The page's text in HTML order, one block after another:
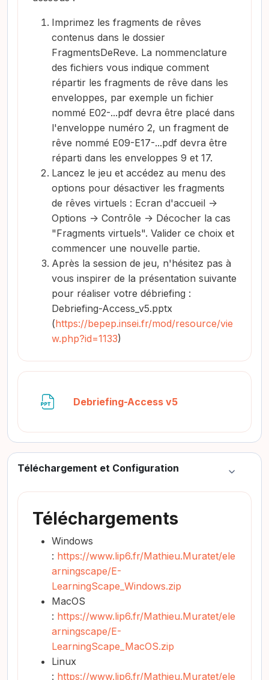
Imprimez les fragments de rêves
contenus dans le dossier
FragmentsDeReve. La nommenclature
des fichiers vous indique comment
répartir les fragments de rêve dans les
enveloppes, par exemple un fichier
nommé E02-...pdf devra être placé dans
l'enveloppe numéro 2, un fragment de
rêve nommé E09-E17-...pdf devra être
réparti dans les enveloppes 9 et 17.
Lancez le jeu et accédez au menu des
options pour désactiver les fragments
de rêves virtuels : Ecran d'accueil ->
Options -> Contrôle -> Décocher la cas
"Fragments virtuels". Valider ce choix et
commencer une nouvelle partie.
Après la session de jeu, n'hésitez pas à
vous inspirer de la présentation suivante
pour réaliser votre débriefing :
Debriefing-Access_v5.pptx
(https://bepep.insei.fr/mod/resource/vie
w.php?id=1133)
Debriefing-Access v5Archivo
Téléchargement et Configuration
Colapsar
Téléchargements
Windows
: https://www.lip6.fr/Mathieu.Muratet/ele
arningscape/E-
LearningScape_Windows.zip
MacOS
: https://www.lip6.fr/Mathieu.Muratet/ele
arningscape/E-
LearningScape_MacOS.zip
Linux
: https://www.lip6.fr/Mathieu.Muratet/ele